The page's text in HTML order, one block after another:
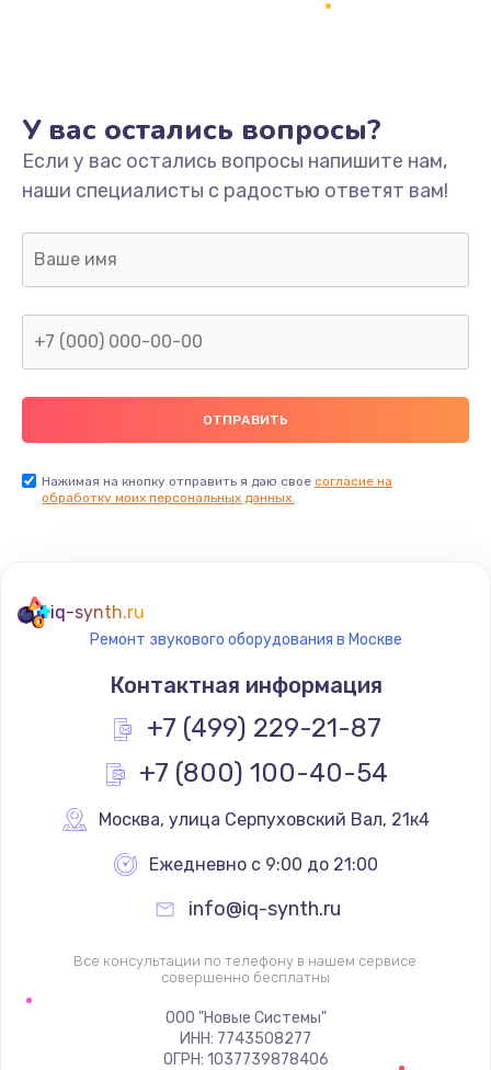
Не включается
1400 руб.
Заказать
Нет звука
800 руб.
Не видит флешку
400 руб.
Заказать
900 руб.
Заказать
900 руб.
Заказать
Не работает
1400 руб.
Восстановление цепи питания, пайка
У вас остались вопросы?
Если у вас остались вопросы напишите нам,
наши специалисты с радостью ответят вам!
Нажимая на кнопку отправить я даю свое согласие на
обработку моих персональных данных.
iq-synth.ru
Ремонт звукового оборудования в Москве
Контактная информация
+7 (499) 229-21-87
+7 (800) 100-40-54
Москва, улица Серпуховский Вал, 21к4
Ежедневно с 9:00 до 21:00
info@iq-synth.ru
Все консультации по телефону в нашем сервисе
совершенно бесплатны
ООО "Новые Системы"
ИНН: 7743508277
ОГРН: 1037739878406